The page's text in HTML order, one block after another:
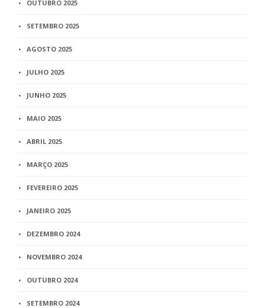
OUTUBRO 2025
SETEMBRO 2025
AGOSTO 2025
JULHO 2025
JUNHO 2025
MAIO 2025
ABRIL 2025
MARÇO 2025
FEVEREIRO 2025
JANEIRO 2025
DEZEMBRO 2024
NOVEMBRO 2024
OUTUBRO 2024
SETEMBRO 2024